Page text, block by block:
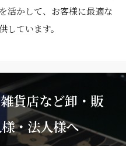
活かして、お客様に最適な
ています。
貨店など卸・販
・法人様へ